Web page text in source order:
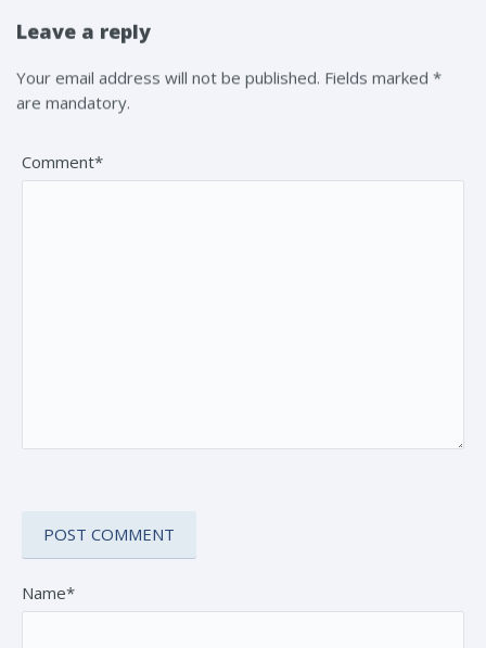
Leave a reply
Your email address will not be published. Fields marked *
are mandatory.
Comment*
Name*